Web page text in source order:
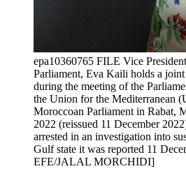
epa10360765 FILE Vice
Parliament, Eva Kaili holds a joint
during the meeting of the
the Union for the Mediterranean
Moroccoan Parliament in Rabat,
2022 (reissued 11 December
arrested in an investigation into
Gulf state it was reported 11
EFE/JALAL MORCHIDI]